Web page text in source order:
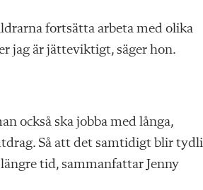
fortsätta arbeta med olika
jag är jätteviktigt, säger hon.
också ska jobba med långa,
Så att det samtidigt blir
tid, sammanfattar Jenny